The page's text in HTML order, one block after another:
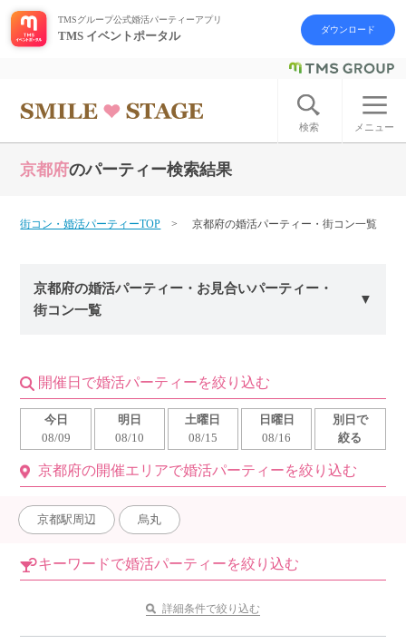
ログイン アカウント登録
はじめての方へ
今週の婚活パーティー
よくあるご質問
お問い合わせ
利用規約
個人情報保護方針launch
子どもの安全基準に関するポリシー
公式アカウントで最新情報を配信中！
TMSグループ公式婚活パーティーアプリ
TMS イベントポータル ダウンロード
検索 メニュー
京都府のパーティー検索結果
街コン・婚活パーティーTOP 京都府の婚活パーティー・街コン一覧
京都府の婚活パーティー・お見合いパーティー・
街コン一覧
開催日で婚活パーティーを絞り込む
今日
08/09
明日
08/10
土曜日
08/15
日曜日
08/16
別日で
絞る
京都府の開催エリアで婚活パーティーを絞り込む
京都駅周辺 烏丸
キーワードで婚活パーティーを絞り込む
詳細条件で絞り込む